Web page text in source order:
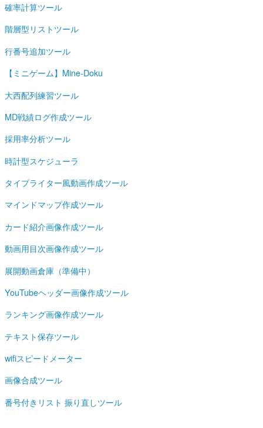
確率計算ツール
階層型リストツール
行番号追加ツール
【ミニゲーム】Mine-Doku
大西配列練習ツール
MD戦績ログ作成ツール
採用率分析ツール
時計型スケジューラ
タイプライター風動画作成ツール
マインドマップ作成ツール
カード紹介画像作成ツール
動画用目次画像作成ツール
展開動画倉庫（準備中）
YouTubeヘッダー画像作成ツール
ランキング画像作成ツール
テキスト保存ツール
wifiスピードメーター
画像合成ツール
番号付きリスト 振り直しツール